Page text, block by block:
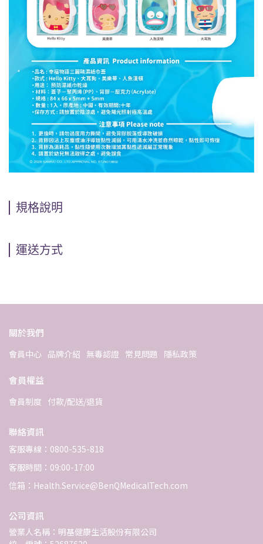
規格說明
運送方式
關於我們
會員中心 品牌介紹 無毒認證 常見問題 隱私政策
會員權益
會員制度 付款/配送/退貨
聯絡資訊
客服專線：0800-535-818
客服時間：09:00-17:00
信箱：Health.Service@BenQMedicalTech.com
公司資訊
營業人名稱：明基健康生活股份有限公司